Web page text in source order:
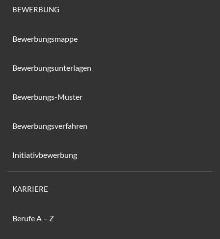
BEWERBUNG
Bewerbungsmappe
Bewerbungsunterlagen
Bewerbungs-Muster
Bewerbungsverfahren
Initiativbewerbung
KARRIERE
Berufe A – Z